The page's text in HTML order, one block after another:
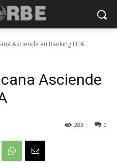
Asciende en Ranking FIFA
Asciende
0
283